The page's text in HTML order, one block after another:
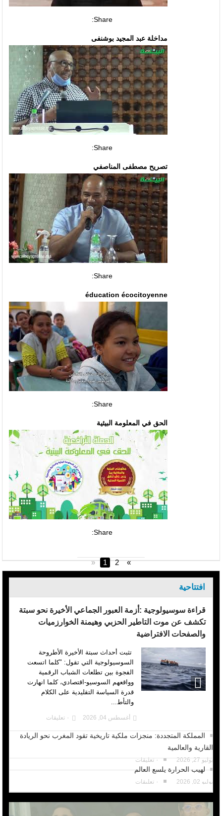
Share:
مداخلة عبد المجيد بوشنفى
Share:
تصريح مصطفى المناصفي
Share:
éducation écocitoyenne
Share:
الحق في المعلومة البيئية
Share:
« 1 2 »
افتتاحية
قراءة سوسيولوجية :أزمة العبور الجماعي الأخيرة نحو سبتة
تكشف عن موت التاطير الحزبي وهيمنة الخوارزميات
والصفحات الافتراضية
تثبت أحداث سبتة الأخيرة الأطروحة
السوسيولوجية التي تقول: "كلما اتسعت
الفجوة بين تطلعات الشباب الرقمية
وواقعهم السوسيو-اقتصادي، كلما انهارت
قدرة السياسة التقليدية على الكلام
والتأط...
أغسطس 04, 2026 ٠ تعليقات
المملكة المتجددة: منجزات ملكية تاريخية تقود المغرب نحو الريادة
القارية والعالمية
يوليو 27, 2026 ٠ تعليقات
لهيب الحرارة يلسع العالم
يوليو 02, 2026 ٠ تعليقات